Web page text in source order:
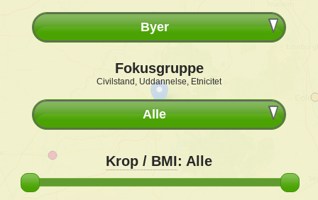
Byer
Fokusgruppe
Civilstand, Uddannelse, Etnicitet
Alle
Krop / BMI: Alle